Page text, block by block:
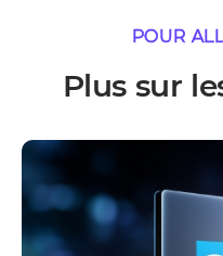
POUR
Plus sur